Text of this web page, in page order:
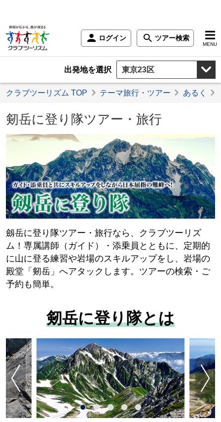
ログイン ツアー検索
MENU
出発地を選択
クラブツーリズム TOP テーマ旅行・ツアー あるく
剱岳に登り隊ツアー・旅行
劔岳に登り隊ツアー・旅行なら、クラブツーリズ
ム！専属講師（ガイド）・添乗員とともに、定期的
に山に登る練習や岩場のスキルアップをし、岩場の
殿堂「剱岳」へアタックします。ツアーの検索・ご
予約も簡単。
剱岳に登り隊とは